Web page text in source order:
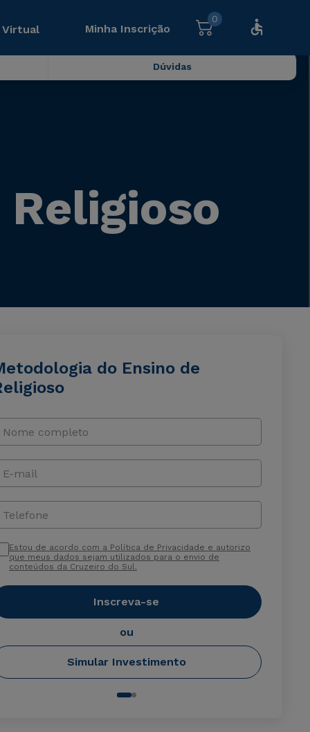
Virtual Minha Inscrição
0
Dúvidas
do Ensino de
Nome completo
E-mail
Telefone
Estou de acordo com a Política de Privacidade e autorizo
que meus dados sejam utilizados para o envio de
conteúdos da Cruzeiro do Sul.
Inscreva-se
ou
Simular Investimento